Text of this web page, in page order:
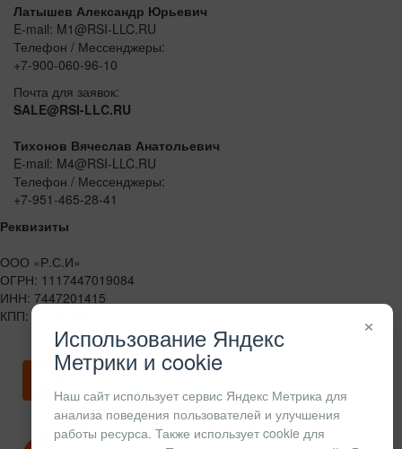
Латышев Александр Юрьевич
E-mail: M1@RSI-LLC.RU
Телефон / Мессенджеры:
+7-900-060-96-10
Почта для заявок:
SALE@RSI-LLC.RU
Тихонов Вячеслав Анатольевич
E-mail: M4@RSI-LLC.RU
Телефон / Мессенджеры:
+7-951-465-28-41
Реквизиты
ООО «Р.С.И»
ОГРН: 1117447019084
ИНН: 7447201415
КПП: 744701001
Скачать карточку предприятия
×
Использование Яндекс
Метрики и cookie
Наш сайт использует сервис Яндекс Метрика для
анализа поведения пользователей и улучшения
работы ресурса. Также использует cookie для